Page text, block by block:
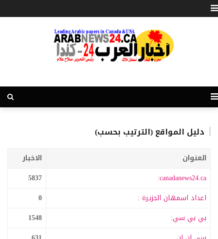
دليل المواقع (الترتيب بحسب)
العنوان
الاخبار
canadanews24.ca:
5837
اعداد اسمهان الجزيرة :
0
بي بي سي:
1548